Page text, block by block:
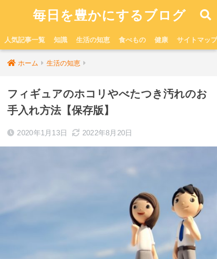
毎日を豊かにするブログ
人気記事一覧 知識 生活の知恵 食べもの 健康 サイトマップ
ホーム 生活の知恵
フィギュアのホコリやべたつき汚れのお
手入れ方法【保存版】
2020年1月13日 2022年8月20日